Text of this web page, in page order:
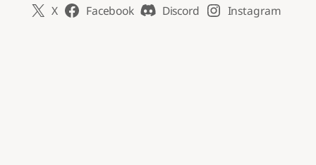
X Facebook Discord Instagram